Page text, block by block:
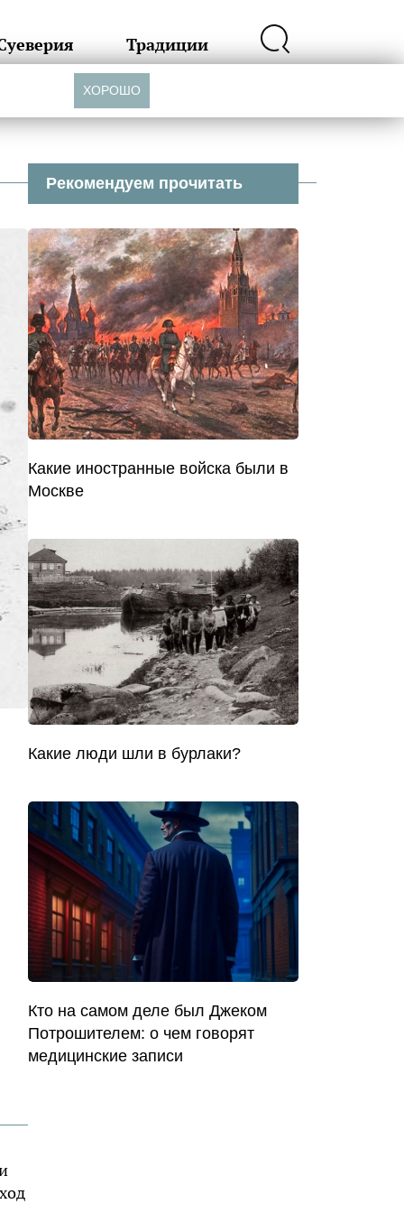
Традиции
Рекомендуем прочитать
Какие иностранные войска были в
Москве
Какие люди шли в бурлаки?
Кто на самом деле был Джеком
Потрошителем: о чем говорят
медицинские записи
ХОРОШО